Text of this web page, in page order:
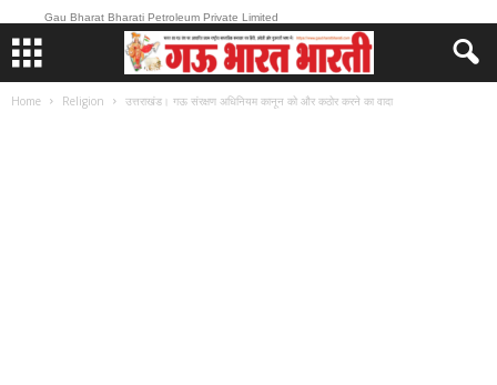
Gau Bharat Bharati Petroleum Private Limited
Home Religion उत्तराखंड। गऊ संरक्षण अधिनियम कानून को और कठोर करने का वादा